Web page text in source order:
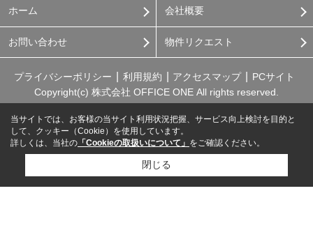
ホーム 会社概要
お問い合わせ 物件リクエスト
プライバシーポリシー 利用規約 アクセスマップ
PCサイト
Copyright(c) 株式会社 OFFICE ONE All rights reserved.
当サイトでは、お客様の当サイト利用状況把握、サービス向上検討を目的と
して、クッキー（Cookie）を使用しています。
詳しくは、当社の 「Cookieの取扱いについて」 をご確認ください。
閉じる